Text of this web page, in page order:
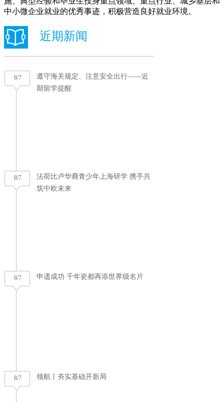
中小微企业就业的优秀事迹，积极营造良好就业环境。